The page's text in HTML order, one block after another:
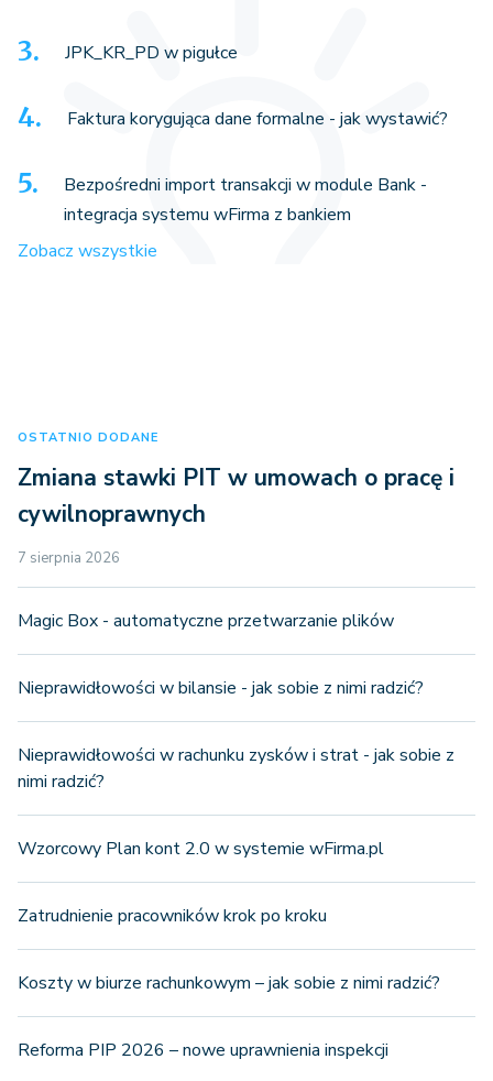
JPK_KR_PD w pigułce
Faktura korygująca dane formalne - jak wystawić?
Bezpośredni import transakcji w module Bank -
integracja systemu wFirma z bankiem
Zobacz wszystkie
OSTATNIO DODANE
Zmiana stawki PIT w umowach o pracę i
cywilnoprawnych
7 sierpnia 2026
Magic Box - automatyczne przetwarzanie plików
Nieprawidłowości w bilansie - jak sobie z nimi radzić?
Nieprawidłowości w rachunku zysków i strat - jak sobie z
nimi radzić?
Wzorcowy Plan kont 2.0 w systemie wFirma.pl
Zatrudnienie pracowników krok po kroku
Koszty w biurze rachunkowym – jak sobie z nimi radzić?
Reforma PIP 2026 – nowe uprawnienia inspekcji